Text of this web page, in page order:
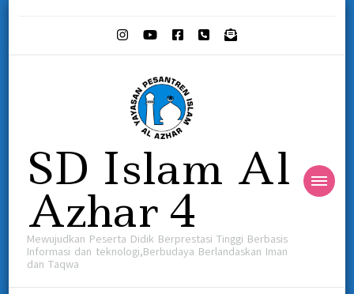
SD Islam Al
Azhar 4
Mewujudkan Peserta Didik Berprestasi Tinggi Berbasis
Informasi dan teknologi,Berbudaya Berlandaskan Iman
dan Taqwa